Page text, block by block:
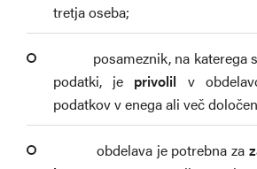
tretja oseba;
posameznik, na katerega
podatki, je privolil v
podatkov v enega ali več
­ obdelava je potrebna za